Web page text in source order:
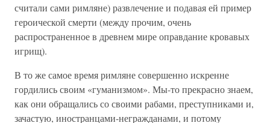
считали сами римляне) развлечение и подавая ей пример
героической смерти (между прочим, очень
распространенное в древнем мире оправдание кровавых
игрищ).
В то же самое время римляне совершенно искренне
гордились своим «гуманизмом». Мы-то прекрасно знаем,
как они обращались со своими рабами, преступниками и,
зачастую, иностранцами-негражданами, и потому